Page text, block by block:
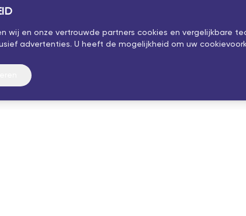
wij en onze vertrouwde partners cookies en
advertenties. U heeft de mogelijkheid om uw